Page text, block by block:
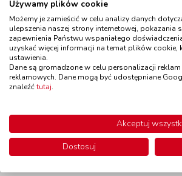
Tablice obrotowe na kółkach -
biała / zielona
kod: YC005GW
559,00 zł z VAT
Do koszyka
Używamy plików cookie
Możemy je zamieścić w celu analizy danych
ulepszenia naszej strony internetowej, pokazania
zapewnienia Państwu wspaniałego
uzyskać więcej informacji na temat plików cookie,
ustawienia.
Dane są gromadzone w celu personalizacji
reklamowych. Dane mogą być udostępniane
znaleźćtutaj.
Akceptuj
Dostosuj